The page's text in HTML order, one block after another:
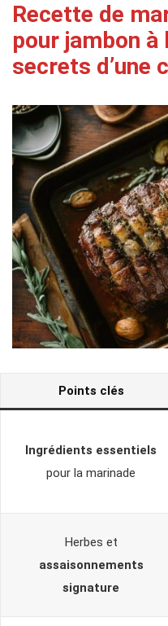
Recette de
pour jambon à
secrets d’une
Points clés
Ingrédients essentiels
pour la marinade
Herbes et
assaisonnements
signature